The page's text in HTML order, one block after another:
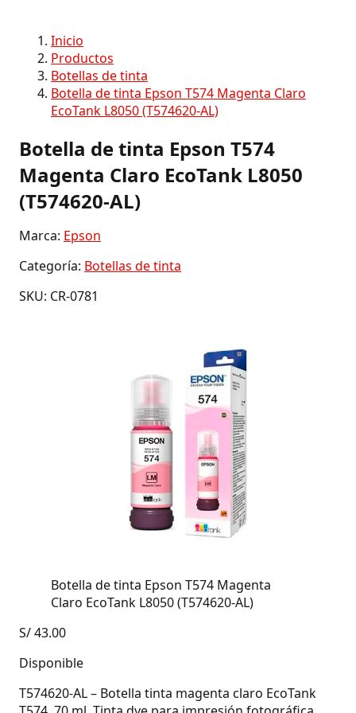
Inicio
Productos
Botellas de tinta
Botella de tinta Epson T574 Magenta Claro
EcoTank L8050 (T574620-AL)
Botella de tinta Epson T574
Magenta Claro EcoTank L8050
(T574620-AL)
Marca: Epson
Categoría: Botellas de tinta
SKU: CR-0781
Botella de tinta Epson T574 Magenta
Claro EcoTank L8050 (T574620-AL)
S/43.00
Disponible
T574620-AL – Botella tinta magenta claro EcoTank